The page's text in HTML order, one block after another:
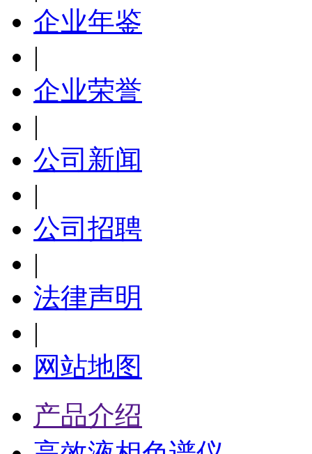
企业年鉴
|
企业荣誉
|
公司新闻
|
公司招聘
|
法律声明
|
网站地图
产品介绍